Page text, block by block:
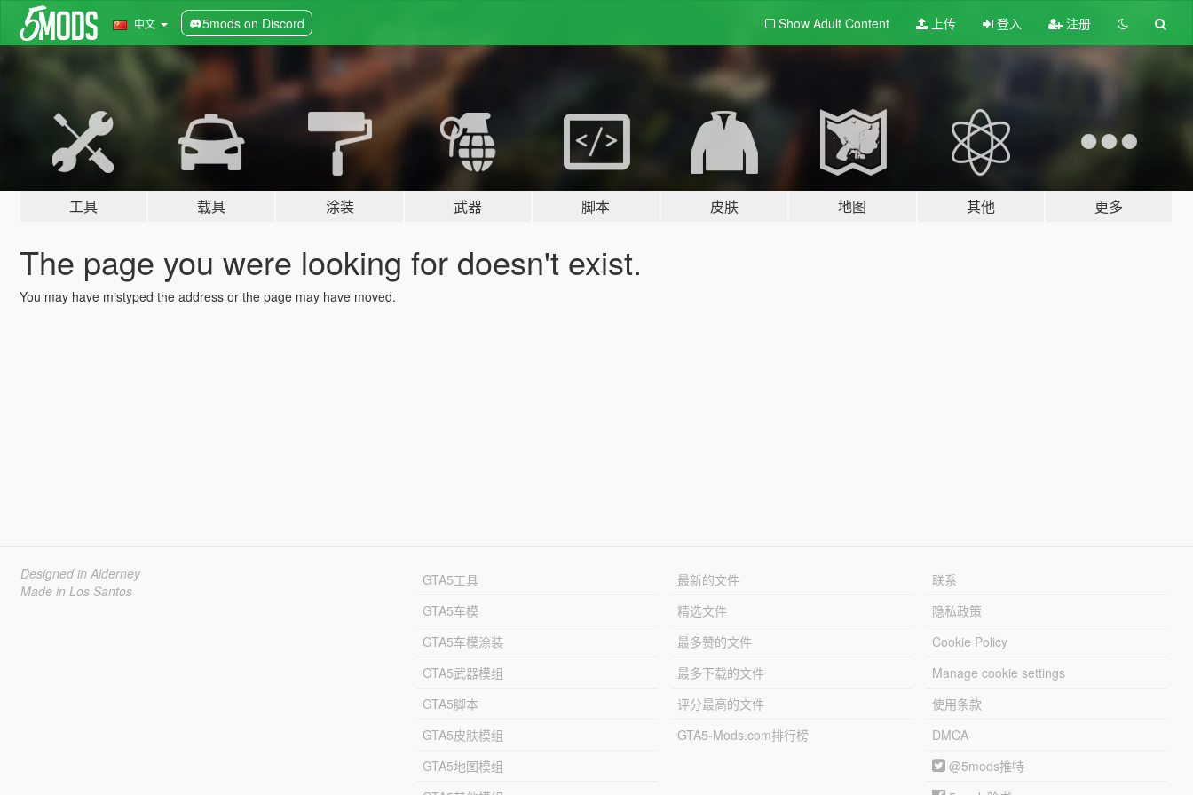
中文 5mods on Discord Show Adult Content 上传 登入 注册
工具 载具 涂装 武器 脚本 皮肤 地图 其他 更多
The page you were looking for doesn't exist.
You may have mistyped the address or the page may have moved.
Designed in Alderney
Made in Los Santos
GTA5工具
GTA5车模
GTA5车模涂装
GTA5武器模组
GTA5脚本
GTA5皮肤模组
GTA5地图模组
最新的文件
精选文件
最多赞的文件
最多下载的文件
评分最高的文件
GTA5-Mods.com排行榜
联系
隐私政策
Cookie Policy
Manage cookie settings
使用条款
DMCA
@5mods推特